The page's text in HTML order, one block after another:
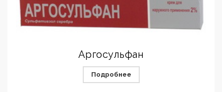
Аргосульфан
Подробнее